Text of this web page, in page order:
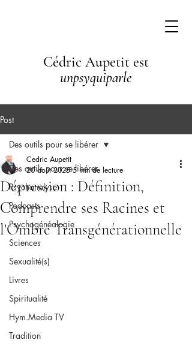
Cédric Aupetit est
unpsyquiparle
Post
Des outils pour se libérer
Psychanalyse
Podcasts
Psychogénéalogie
Sciences
Sexualité(s)
Livres
Spiritualité
Hym.Media TV
Tradition
Des outils pour se libérer
Dépression : Définition,
Comprendre ses Racines et
l'Ombre Transgénérationnelle
Cedric Aupetit
20 août 2025 5 min de lecture